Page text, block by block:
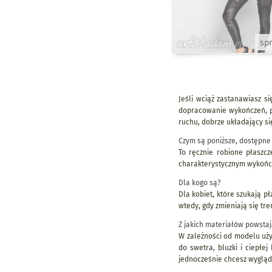
Jeśli wciąż zastanawiasz
dopracowanie wykończeń,
ruchu, dobrze układający
Czym są poniższe,
To ręcznie robione
charakterystycznym
Dla kogo są?
Dla kobiet, które szukają
wtedy, gdy zmieniają się
Z jakich materiałów
W zależności od modelu
do swetra, bluzki i ciepłej
jednocześnie chcesz